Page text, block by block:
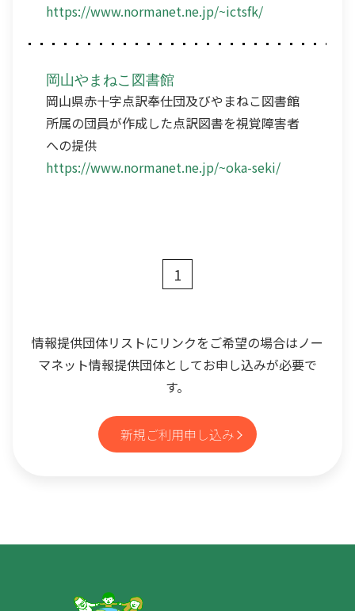
https://www.normanet.ne.jp/~ictsfk/
岡山やまねこ図書館
岡山県赤十字点訳奉仕団及びやまねこ図書館
所属の団員が作成した点訳図書を視覚障害者
への提供
https://www.normanet.ne.jp/~oka-seki/
1
情報提供団体リストにリンクをご希望の場合はノー
マネット情報提供団体としてお申し込みが必要で
す。
新規ご利用申し込み